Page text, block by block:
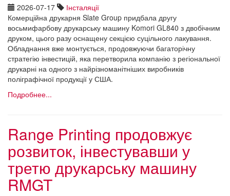
2026-07-17
Інсталяції
Комерційна друкарня Slate Group придбала другу
восьмифарбову друкарську машину Komori GL840 з двобічним
друком, цього разу оснащену секцією суцільного лакування.
Обладнання вже монтується, продовжуючи багаторічну
стратегію інвестицій, яка перетворила компанію з регіональної
друкарні на одного з найрізноманітніших виробників
поліграфічної продукції у США.
Подробнее...
Range Printing продовжує
розвиток, інвестувавши у
третю друкарську машину
RMGT